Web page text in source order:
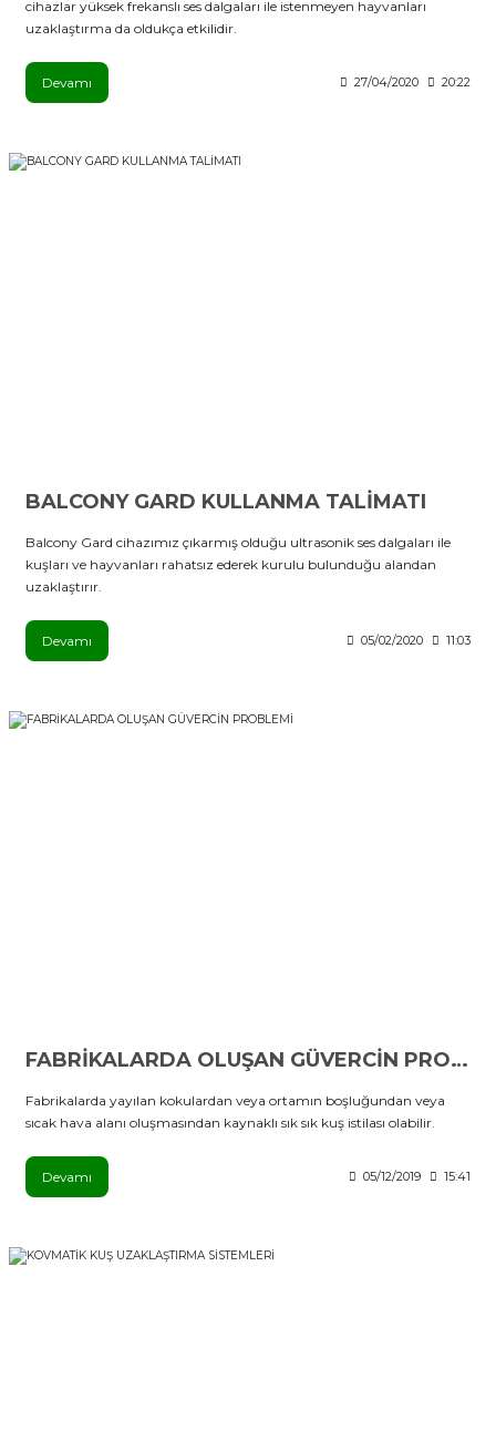
cihazlar yüksek frekanslı ses dalgaları ile istenmeyen hayvanları
uzaklaştırma da oldukça etkilidir.
Devamı 27/04/2020 20:22
BALCONY GARD KULLANMA TALİMATI
Balcony Gard cihazımız çıkarmış olduğu ultrasonik ses dalgaları ile
kuşları ve hayvanları rahatsız ederek kurulu bulunduğu alandan
uzaklaştırır.
Devamı 05/02/2020 11:03
FABRİKALARDA OLUŞAN GÜVERCİN PROBLEMİ
Fabrikalarda yayılan kokulardan veya ortamın boşluğundan veya
sıcak hava alanı oluşmasından kaynaklı sık sık kuş istilası olabilir.
Devamı 05/12/2019 15:41